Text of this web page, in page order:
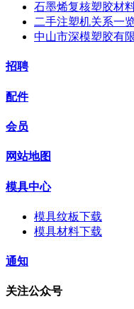
石墨烯复核塑胶材
二手注塑机关系一
中山市深模塑胶有
招聘
配件
会员
网站地图
模具中心
模具纹板下载
模具材料下载
通知
关注公众号